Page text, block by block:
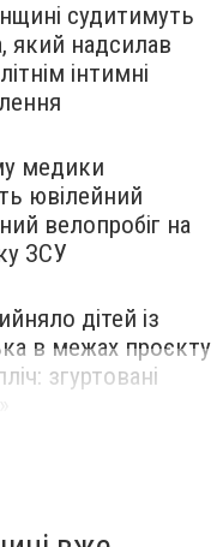
судитимуть
який надсилав
інтимні
медики
ювілейний
велопробіг на
ЗСУ
дітей із
в межах проєкту
згуртовані